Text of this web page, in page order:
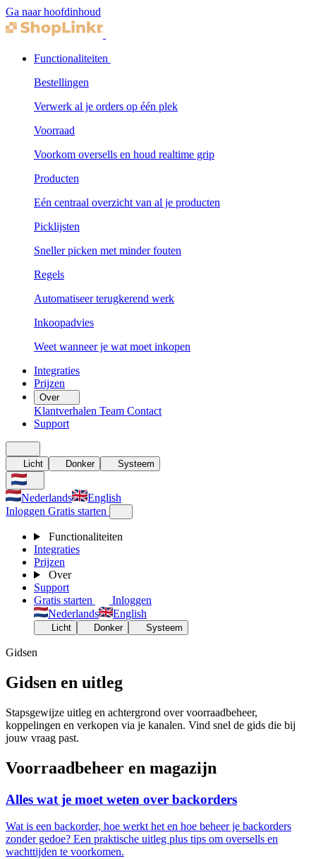
Ga naar hoofdinhoud
Functionaliteiten
Bestellingen
Verwerk al je orders op één plek
Voorraad
Voorkom oversells en houd realtime grip
Producten
Eén centraal overzicht van al je producten
Picklijsten
Sneller picken met minder fouten
Regels
Automatiseer terugkerend werk
Inkoopadvies
Weet wanneer je wat moet inkopen
Integraties
Prijzen
Over
Klantverhalen Team Contact
Support
Licht Donker Systeem
Nederlands
English
Inloggen Gratis starten
Functionaliteiten
Integraties
Prijzen
Over
Support
Gratis starten
Inloggen
Nederlands
English
Licht Donker Systeem
Gidsen
Gidsen en uitleg
Stapsgewijze uitleg en achtergrond over voorraadbeheer,
koppelingen en verkopen via je kanalen. Vind snel de gids die bij
jouw vraag past.
Voorraadbeheer en magazijn
Alles wat je moet weten over backorders
Wat is een backorder, hoe werkt het en hoe beheer je backorders
zonder gedoe? Een praktische uitleg plus tips om oversells en
wachttijden te voorkomen.